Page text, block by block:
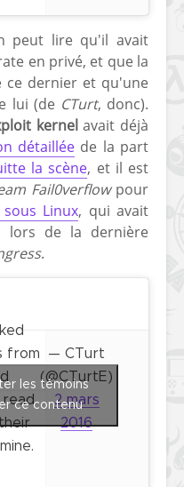
peut lire qu'il avait
en privé, et que la
dernier et qu'une
lui (de CTurt, donc).
kernelavait déjà
détaillée de la part
la scène, et il est
Fail0verflowpour
Linux, qui avait
lors de la dernière
.
from
— CTurt
(@CTurtE)
2 mars
2016
les témoins
ce contenu